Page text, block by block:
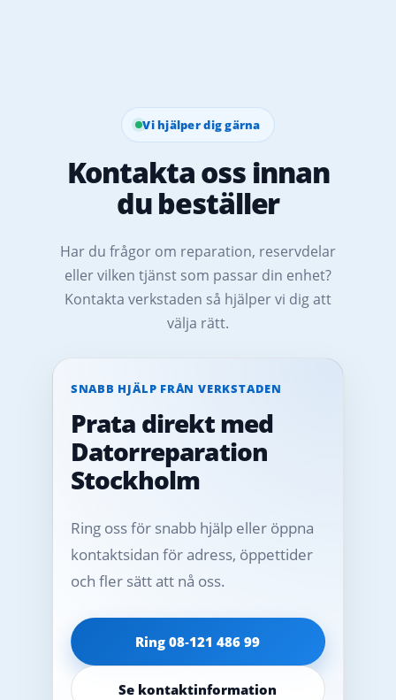
Vi hjälper dig gärna
Kontakta oss innan
du beställer
Har du frågor om reparation, reservdelar
eller vilken tjänst som passar din enhet?
Kontakta verkstaden så hjälper vi dig att
välja rätt.
SNABB HJÄLP FRÅN VERKSTADEN
Prata direkt med
Datorreparation
Stockholm
Ring oss för snabb hjälp eller öppna
kontaktsidan för adress, öppettider
och fler sätt att nå oss.
Ring 08‑121 486 99
Se kontaktinformation